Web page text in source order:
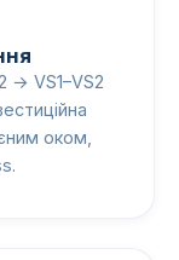
→ VS1–VS2
оком,